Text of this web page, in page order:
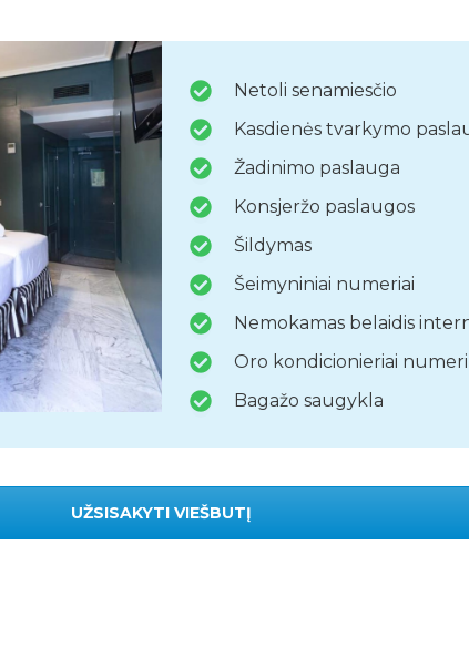
Netoli senamiesčio
Kasdienės tvarkymo
Žadinimo paslauga
Konsjeržo paslaugos
Šildymas
Šeimyniniai numeriai
Nemokamas belaidis
Oro kondicionieriai
Bagažo saugykla
UŽSISAKYTI VIEŠBUTĮ